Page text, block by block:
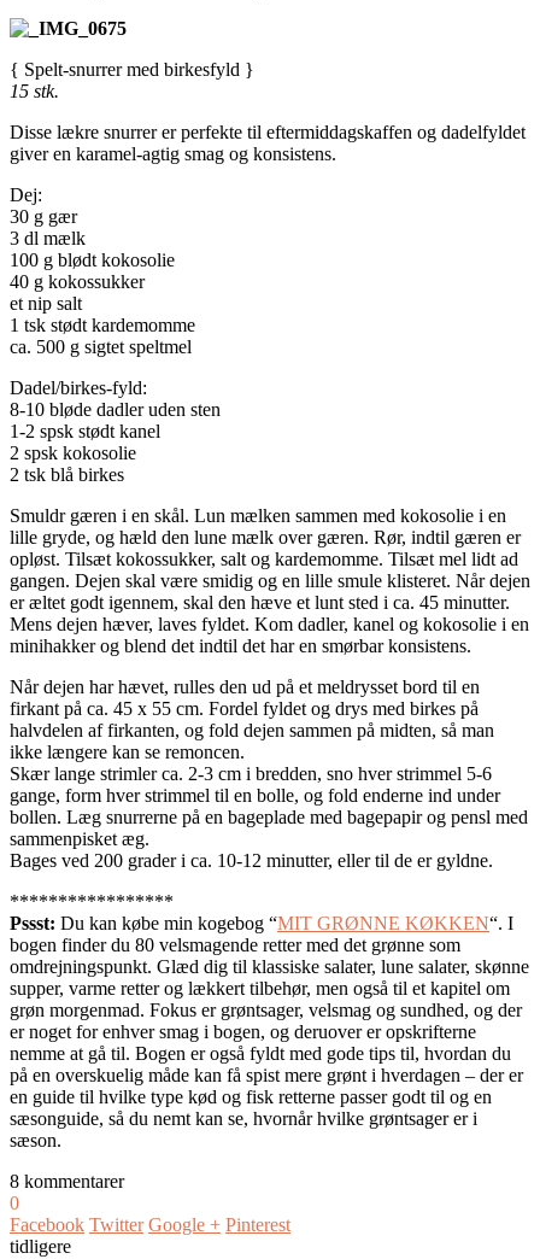
{ Spelt-snurrer med birkesfyld }
15 stk.
Disse lækre snurrer er perfekte til eftermiddagskaffen og dadelfyldet
giver en karamel-agtig smag og konsistens.
Dej:
30 g gær
3 dl mælk
100 g blødt kokosolie
40 g kokossukker
et nip salt
1 tsk stødt kardemomme
ca. 500 g sigtet speltmel
Dadel/birkes-fyld:
8-10 bløde dadler uden sten
1-2 spsk stødt kanel
2 spsk kokosolie
2 tsk blå birkes
Smuldr gæren i en skål. Lun mælken sammen med kokosolie i en
lille gryde, og hæld den lune mælk over gæren. Rør, indtil gæren er
opløst. Tilsæt kokossukker, salt og kardemomme. Tilsæt mel lidt ad
gangen. Dejen skal være smidig og en lille smule klisteret. Når dejen
er æltet godt igennem, skal den hæve et lunt sted i ca. 45 minutter.
Mens dejen hæver, laves fyldet. Kom dadler, kanel og kokosolie i en
minihakker og blend det indtil det har en smørbar konsistens.
Når dejen har hævet, rulles den ud på et meldrysset bord til en
firkant på ca. 45 x 55 cm. Fordel fyldet og drys med birkes på
halvdelen af firkanten, og fold dejen sammen på midten, så man
ikke længere kan se remoncen.
Skær lange strimler ca. 2-3 cm i bredden, sno hver strimmel 5-6
gange, form hver strimmel til en bolle, og fold enderne ind under
bollen. Læg snurrerne på en bageplade med bagepapir og pensl med
sammenpisket æg.
Bages ved 200 grader i ca. 10-12 minutter, eller til de er gyldne.
*****************
Pssst: Du kan købe min kogebog “MIT GRØNNE KØKKEN“. I
bogen finder du 80 velsmagende retter med det grønne som
omdrejningspunkt. Glæd dig til klassiske salater, lune salater, skønne
supper, varme retter og lækkert tilbehør, men også til et kapitel om
grøn morgenmad. Fokus er grøntsager, velsmag og sundhed, og der
er noget for enhver smag i bogen, og deruover er opskrifterne
nemme at gå til. Bogen er også fyldt med gode tips til, hvordan du
på en overskuelig måde kan få spist mere grønt i hverdagen – der er
en guide til hvilke type kød og fisk retterne passer godt til og en
sæsonguide, så du nemt kan se, hvornår hvilke grøntsager er i
sæson.
8 kommentarer
0
Facebook Twitter Google + Pinterest
tidligere